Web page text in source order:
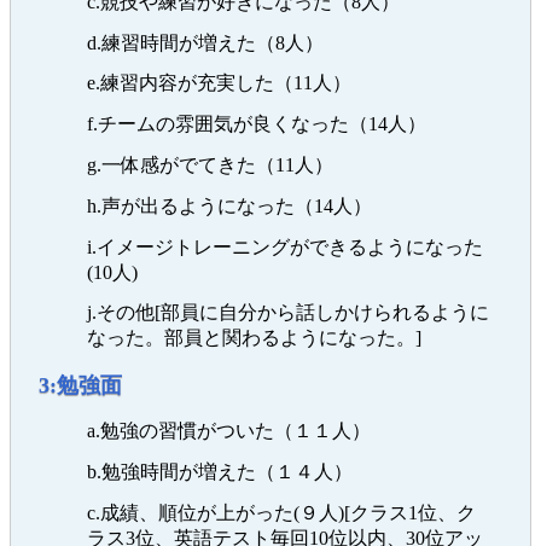
d.練習時間が増えた（8人）
e.練習内容が充実した（11人）
f.チームの雰囲気が良くなった（14人）
g.一体感がでてきた（11人）
h.声が出るようになった（14人）
i.イメージトレーニングができるようになった
(10人)
j.その他[部員に自分から話しかけられるように
なった。部員と関わるようになった。]
3:勉強面
a.勉強の習慣がついた（１１人）
b.勉強時間が増えた（１４人）
c.成績、順位が上がった(９人)[クラス1位、ク
ラス3位、英語テスト毎回10位以内、30位アッ